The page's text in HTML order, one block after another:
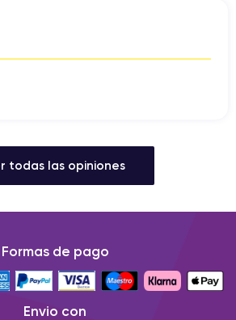
todas las opiniones
Formas de pago
Envio con